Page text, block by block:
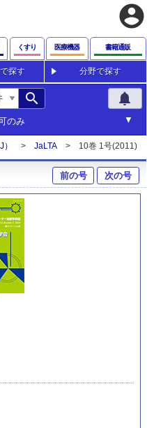
account_circle
くすり 医療機器 書籍通販
探す 分野で探す
search notifications
のみ
JaLTA 10巻 1号(2011)
前の号 次の号